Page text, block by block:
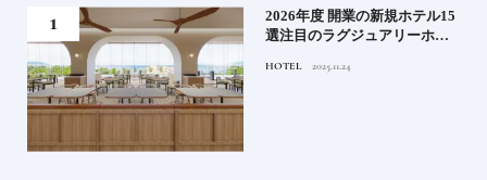
2026年度 開業の新規ホテル15
選注目のラグジュアリーホテ
ィホテルまでご紹介【前編】
HOTEL 2025.11.24